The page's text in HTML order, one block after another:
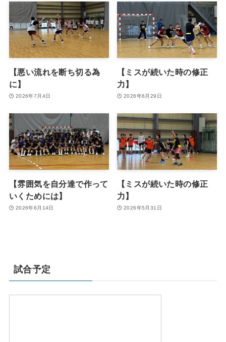
【悪い流れを断ち切る為
に】
2026年7月4日
【ミスが続いた時の修正
力】
2026年6月29日
【雰囲気を自分達で作って
いくためには】
2026年6月14日
【ミスが続いた時の修正
力】
2026年5月31日
試合予定